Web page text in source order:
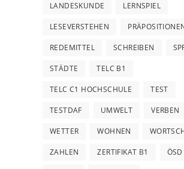
LANDESKUNDE LERNSPIEL
LESEVERSTEHEN
REDEMITTEL SCHREIBEN
STÄDTE TELC B1
TELC C1 HOCHSCHULE TEST
TESTDAF UMWELT VERBEN
WETTER WOHNEN
ZAHLEN ZERTIFIKAT B1